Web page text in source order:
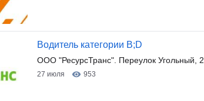
Водитель категории В;D
ООО "РесурсТранс". Переулок Угольный, 2
27 июля 953